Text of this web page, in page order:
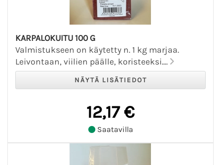
KARPALOKUITU 100 G
Valmistukseen on käytetty n. 1 kg marjaa.
Leivontaan, viilien päälle, koristeeksi....
12,17 €
Saatavilla